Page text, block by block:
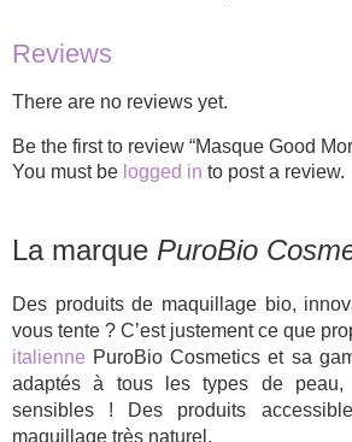
Reviews
There are no reviews yet.
Be the first to review “Masque Good
You must be logged in to post a review.
La marque PuroBio
Des produits de maquillage bio,
vous tente ? C’est justement ce que
italienne PuroBio Cosmetics et sa
adaptés à tous les types de peau,
sensibles ! Des produits
maquillage très naturel.